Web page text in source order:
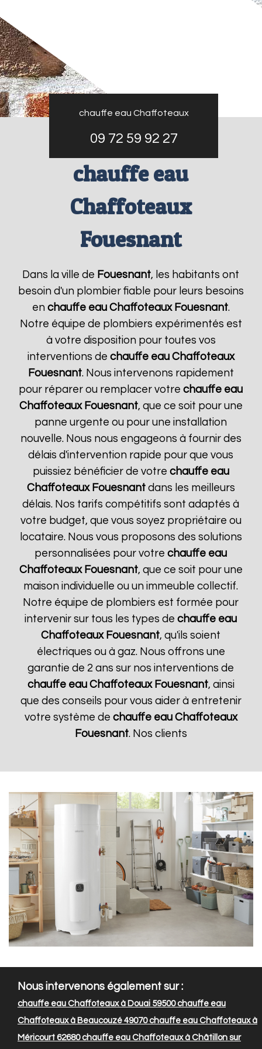
chauffe eau Chaffoteaux
09 72 59 92 27
chauffe eau
Chaffoteaux
Fouesnant
Dans la ville de Fouesnant, les habitants ont
besoin d'un plombier fiable pour leurs besoins
en chauffe eau Chaffoteaux Fouesnant.
Notre équipe de plombiers expérimentés est
à votre disposition pour toutes vos
interventions de chauffe eau Chaffoteaux
Fouesnant. Nous intervenons rapidement
pour réparer ou remplacer votrechauffe eau
Chaffoteaux Fouesnant, que ce soit pour une
panne urgente ou pour une installation
nouvelle. Nous nous engageons à fournir des
délais d'intervention rapide pour que vous
puissiez bénéficier de votre chauffe eau
Chaffoteaux Fouesnantdans les meilleurs
délais. Nos tarifs compétitifs sont adaptés à
votre budget, que vous soyez propriétaire ou
locataire. Nous vous proposons des solutions
personnalisées pour votrechauffe eau
Chaffoteaux Fouesnant, que ce soit pour une
maison individuelle ou un immeuble collectif.
Notre équipe de plombiers est formée pour
intervenir sur tous les types dechauffe eau
Chaffoteaux Fouesnant, qu'ils soient
électriques ou à gaz. Nous offrons une
garantie de 2 ans sur nos interventions de
chauffe eau Chaffoteaux Fouesnant, ainsi
que des conseils pour vous aider à entretenir
votre système de chauffe eau Chaffoteaux
Fouesnant. Nos clients
Nous intervenons également sur :
chauffe eau Chaffoteaux à Douai 59500chauffe eau
Chaffoteaux à Beaucouzé 49070chauffe eau Chaffoteaux à
Méricourt 62680chauffe eau Chaffoteaux à Châtillon sur